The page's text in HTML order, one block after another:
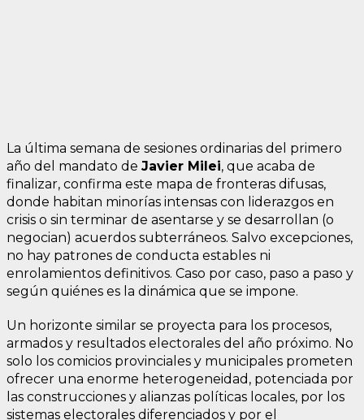
La última semana de sesiones ordinarias del primero
año del mandato de Javier Milei, que acaba de
finalizar, confirma este mapa de fronteras difusas,
donde habitan minorías intensas con liderazgos en
crisis o sin terminar de asentarse y se desarrollan (o
negocian) acuerdos subterráneos. Salvo excepciones,
no hay patrones de conducta estables ni
enrolamientos definitivos. Caso por caso, paso a paso y
según quiénes es la dinámica que se impone.
Un horizonte similar se proyecta para los procesos,
armados y resultados electorales del año próximo. No
solo los comicios provinciales y municipales prometen
ofrecer una enorme heterogeneidad, potenciada por
las construcciones y alianzas políticas locales, por los
sistemas electorales diferenciados y por el